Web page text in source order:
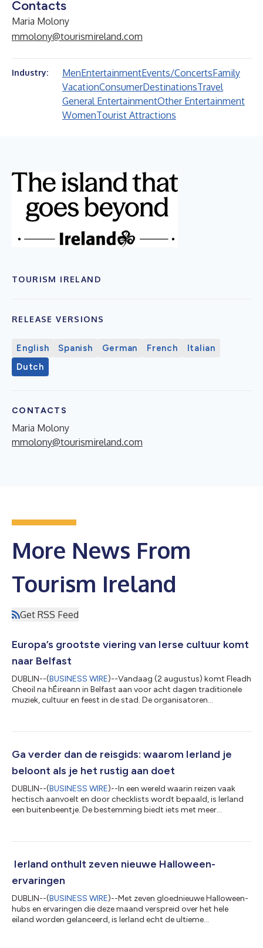
Contacts
Maria Molony
mmolony@tourismireland.com
Industry: MenEntertainmentEvents/ConcertsFamily
VacationConsumerDestinationsTravel
General EntertainmentOther Entertainment
WomenTourist Attractions
TOURISM IRELAND
RELEASE VERSIONS
English Spanish German French
Italian
Dutch
CONTACTS
Maria Molony
mmolony@tourismireland.com
More News From
Tourism Ireland
Get RSS Feed
Europa’s grootste viering van Ierse cultuur komt
naar Belfast
DUBLIN--(BUSINESS WIRE)--Vandaag (2 augustus) komt Fleadh
Cheoil na hÉireann in Belfast aan voor acht dagen traditionele
muziek, cultuur en feest in de stad. De organisatoren
evenementen van Europa, wordt voor de eerste keer in Belfast
een bruisend podium voor Ierse muziek, dans, taal en cultuur.
Ga verder dan de reisgids: waarom Ierland je
beloont als je het rustig aan doet
DUBLIN--(BUSINESS WIRE)--In een wereld waarin reizen vaak
hectisch aanvoelt en door checklists wordt bepaald, is Ierland
een buitenbeentje. De bestemming biedt iets met meer
gemeenschappen van het land. Ierland is een compact eiland
bestemming te halen en toch op een ontspannen tempo,
Ierland onthult zeven nieuwe Halloween-
ervaringen
DUBLIN--(BUSINESS WIRE)--Met zeven gloednieuwe Halloween-
hubs en ervaringen die deze maand verspreid over het hele
eiland worden gelanceerd, is Ierland echt de ultieme